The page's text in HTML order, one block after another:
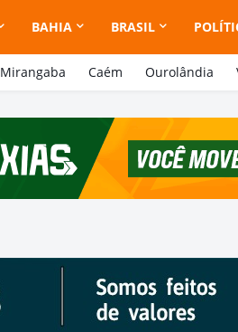
BAHIA BRASIL
Mirangaba Caém Ourolândia